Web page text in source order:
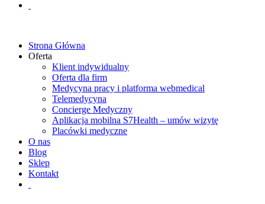
Strona Główna
Oferta
Klient indywidualny
Oferta dla firm
Medycyna pracy i platforma webmedical
Telemedycyna
Concierge Medyczny
Aplikacja mobilna S7Health – umów wizytę
Placówki medyczne
O nas
Blog
Sklep
Kontakt